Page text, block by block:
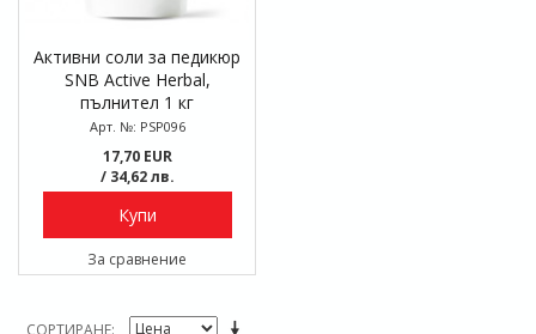
Активни соли за педикюр
SNB Active Herbal,
пълнител 1 кг
Арт. №: PSP096
17,70 EUR
/ 34,62 лв.
Купи
За сравнение
СОРТИРАНЕ